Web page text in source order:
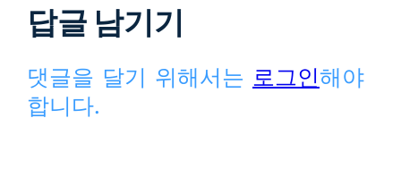
답글 남기기
댓글을 달기 위해서는 로그인해야
합니다.